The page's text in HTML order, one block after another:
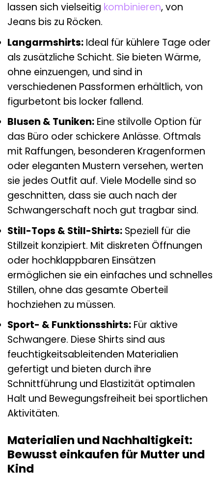
lassen sich vielseitig kombinieren, von
Jeans bis zu Röcken.
Langarmshirts: Ideal für kühlere Tage oder
als zusätzliche Schicht. Sie bieten Wärme,
ohne einzuengen, und sind in
verschiedenen Passformen erhältlich, von
figurbetont bis locker fallend.
Blusen & Tuniken: Eine stilvolle Option für
das Büro oder schickere Anlässe. Oftmals
mit Raffungen, besonderen Kragenformen
oder eleganten Mustern versehen, werten
sie jedes Outfit auf. Viele Modelle sind so
geschnitten, dass sie auch nach der
Schwangerschaft noch gut tragbar sind.
Still-Tops & Still-Shirts: Speziell für die
Stillzeit konzipiert. Mit diskreten Öffnungen
oder hochklappbaren Einsätzen
ermöglichen sie ein einfaches und schnelles
Stillen, ohne das gesamte Oberteil
hochziehen zu müssen.
Sport- & Funktionsshirts: Für aktive
Schwangere. Diese Shirts sind aus
feuchtigkeitsableitenden Materialien
gefertigt und bieten durch ihre
Schnittführung und Elastizität optimalen
Halt und Bewegungsfreiheit bei sportlichen
Aktivitäten.
Materialien und Nachhaltigkeit:
Bewusst einkaufen für Mutter und
Kind